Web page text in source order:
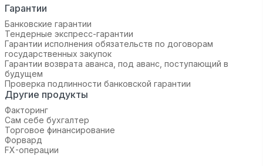
Гарантии
Банковские гарантии
Тендерные экспресс-гарантии
Гарантии исполнения обязательств по договорам
государственных закупок
Гарантии возврата аванса, под аванс, поступающий в
будущем
Проверка подлинности банковской гарантии
Другие продукты
Факторинг
Сам себе бухгалтер
Торговое финансирование
Форвард
FX-операции